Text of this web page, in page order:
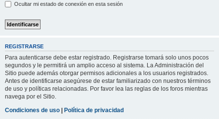
Ocultar mi estado de conexión en esta sesión
REGISTRARSE
Para autenticarse debe estar registrado. Registrarse tomará solo unos pocos
segundos y le permitirá un amplio acceso al sistema. La Administración del
Sitio puede además otorgar permisos adicionales a los usuarios registrados.
Antes de identificarse asegúrese de estar familiarizado con nuestros términos
de uso y políticas relacionadas. Por favor lea las reglas de los foros mientras
navega por el Sitio.
Condiciones de uso | Política de privacidad